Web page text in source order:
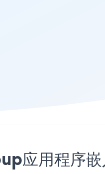
应用程序